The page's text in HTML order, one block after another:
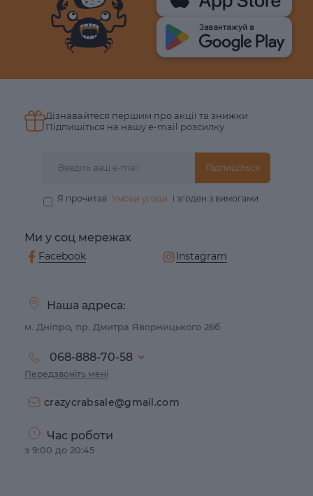
Наша адреса:
м. Дніпро, пр. Дмитра Яворницького 26б
068-888-70-58
Передзвоніть мені
crazycrabsale@gmail.com
Час роботи
з 9:00 до 20:45
Дізнавайтеся першим про акції та знижки
Підпишіться на нашу e-mail розсилку
Підпишіться
Я прочитав Умови угоди і згоден з вимогами
Ми у соц мережах
Facebook Instagram